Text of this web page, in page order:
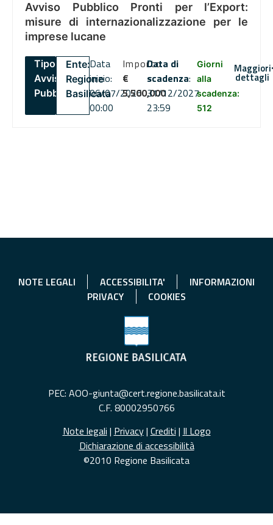
Avviso Pubblico Pronti per l’Export:
misure di internazionalizzazione per le
imprese lucane
Tipo:
Avviso
Pubblico
Ente:
Regione
Basilicata
Data
inizio:
06/07/2026
00:00
Importo
€
5,500,000
Data di
scadenza:
31/12/2027
23:59
Giorni
alla
scadenza:
512
Maggiori
dettagli
NOTE LEGALI ACCESSIBILITA'
INFORMAZIONI
PRIVACY
COOKIES
PEC: AOO-giunta@cert.regione.basilicata.it
C.F. 80002950766
Note legali | Privacy| Crediti | Il Logo
Dichiarazione di accessibilità
©2010 Regione Basilicata